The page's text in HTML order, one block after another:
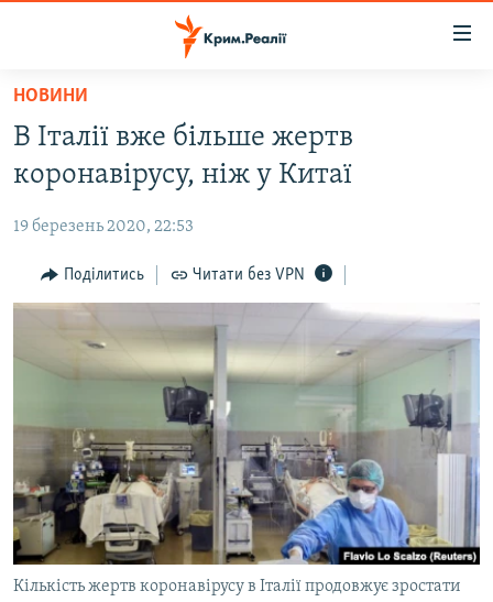
Перейти
основного
матеріалу
Перейти
до
навігації
Перейти
пошуку
ВІДЕО ТА ФОТО
ПОЛІТИКА
БЛОГИ
ПОГЛЯД
ІНТЕРВ'Ю
СПЕЦПРОЕКТИ
ДЕПОРТАЦІЯ
ВІДЕОУРОКИ «ELIFBE»
СВІДЧЕННЯ ОКУПАЦІЇ
УКРАЇНСЬКА ПРОБЛЕМА КРИМУ
ЯК ОБІЙТИ БЛОКУВАННЯ
Русский
Qırımtatar
НОВИНИ
В Італії вже більше жертв
коронавірусу, ніж у Китаї
19 березень 2020, 22:53
Поділитись Читати без VPN
Кількість жертв коронавірусу в Італії продовжує зростати